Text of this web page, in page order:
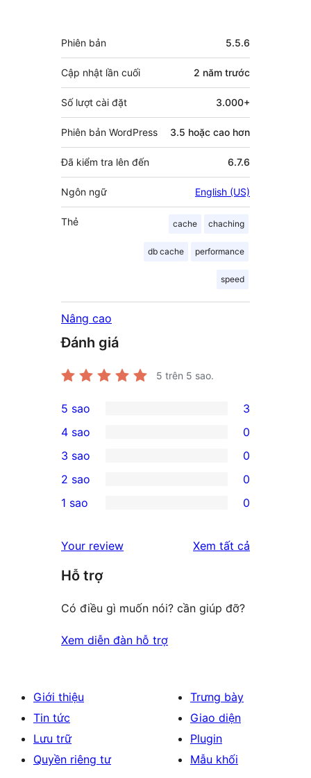
góp
Meta
Phiên bản 5.5.6
Cập nhật lần cuối 2 năm trước
Số lượt cài đặt 3.000+
Phiên bản WordPress 3.5 hoặc cao hơn
Đã kiểm tra lên đến 6.7.6
Ngôn ngữ English (US)
Thẻ cache chaching
db cache performance
speed
Nâng cao
Đánh giá
5 trên 5 sao.
3
5-
star
reviews
5 sao 3
4-
star
reviews
4 sao 0
0
3-
star
3 sao 0
2-
reviews
2 sao 0
star
reviews
1 sao 0
Your review Xem tất cả
Hỗ trợ
Có điều gì muốn nói? cần giúp đỡ?
Xem diễn đàn hỗ trợ
Giới thiệu
Tin tức
Lưu trữ
Quyền riêng tư
Trưng bày
Giao diện
Plugin
Mẫu khối